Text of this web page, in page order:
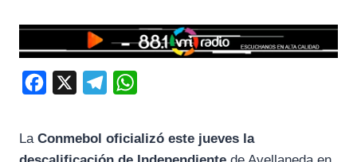
t
La Conmebol oficializó este jueves la